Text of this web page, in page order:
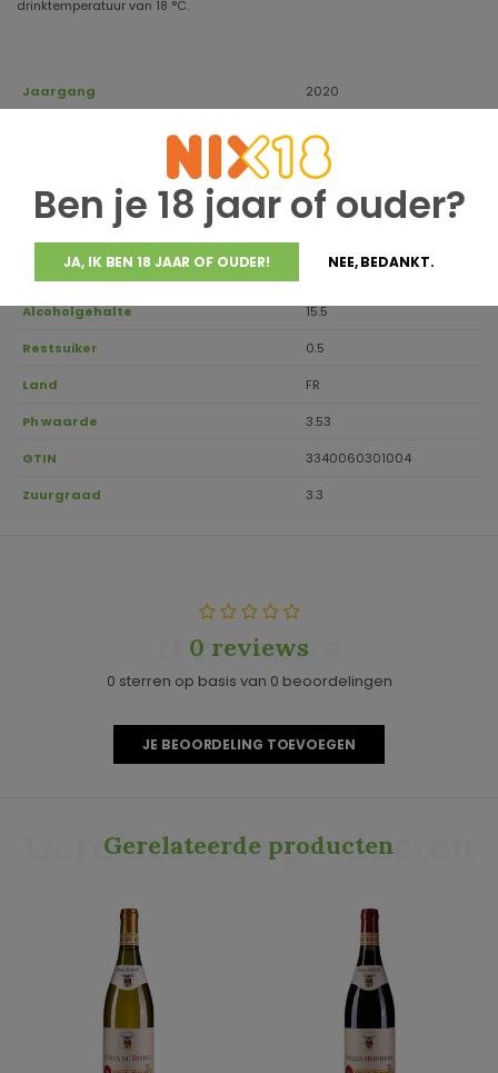
Ben je 18 jaar of ouder?
JA, IK BEN 18 JAAR OF OUDER! NEE, BEDANKT.
drinktemperatuur van 18 °C.
Jaargang 2020
Grenache, Mourvèdre
Regio Rhône
Aanbevolen drinktemperatuur
Alcoholgehalte 15.5
Restsuiker 0.5
Land FR
Ph waarde 3.53
GTIN 3340060301004
Zuurgraad 3.3
0 reviews
0 reviews
0 sterren op basis van 0 beoordelingen
JE BEOORDELING TOEVOEGEN
Gerelateerde producten
Gerelateerde producten